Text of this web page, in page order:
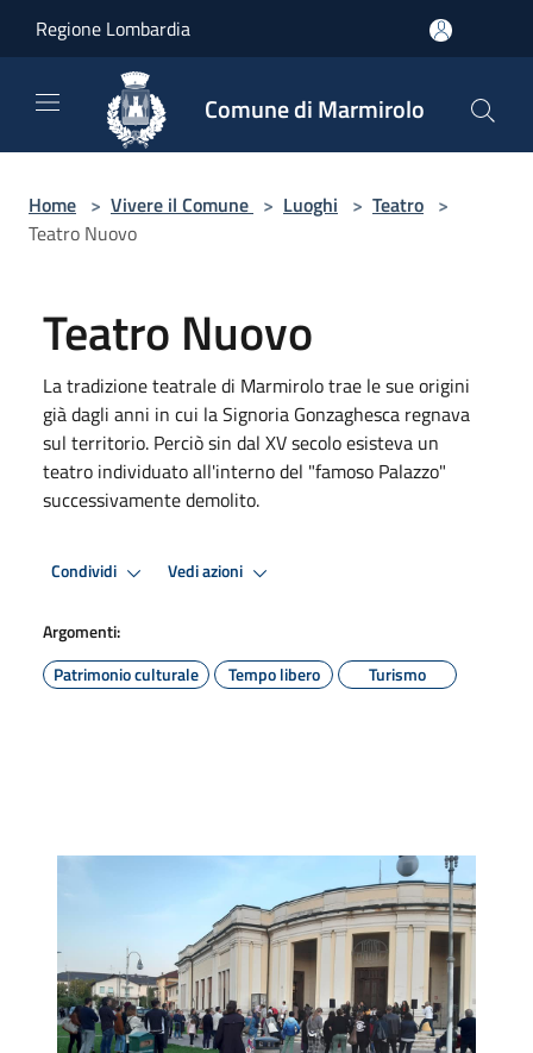
Regione Lombardia
Comune di Marmirolo
Home > Vivere il Comune > Luoghi > Teatro >
Teatro Nuovo
Teatro Nuovo
La tradizione teatrale di Marmirolo trae le sue origini
già dagli anni in cui la Signoria Gonzaghesca regnava
sul territorio. Perciò sin dal XV secolo esisteva un
teatro individuato all'interno del "famoso Palazzo"
successivamente demolito.
Condividi Vedi azioni
Argomenti:
Patrimonio culturale
Tempo libero Turismo